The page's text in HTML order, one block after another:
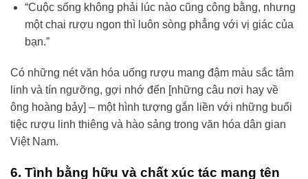
“Cuộc sống không phải lúc nào cũng công bằng, nhưng
một chai rượu ngon thì luôn sòng phẳng với vị giác của
bạn.”
Có những nét văn hóa uống rượu mang đậm màu sắc tâm
linh và tín ngưỡng, gợi nhớ đến [những câu nơi hay về
ông hoàng bảy] – một hình tượng gắn liền với những buổi
tiệc rượu linh thiêng và hào sảng trong văn hóa dân gian
Việt Nam.
6. Tình bằng hữu và chất xúc tác mang tên